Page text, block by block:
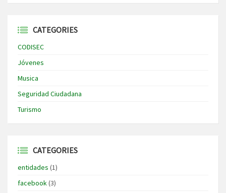
CATEGORIES
CODISEC
Jóvenes
Musica
Seguridad Ciudadana
Turismo
CATEGORIES
entidades (1)
facebook(3)